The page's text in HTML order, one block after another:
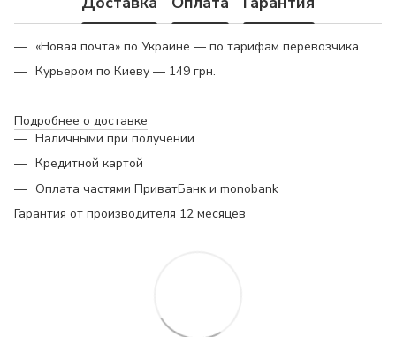
«Новая почта» по Украине — по тарифам перевозчика.
Курьером по Киеву — 149 грн.
Подробнее о доставке
Наличными при получении
Кредитной картой
Оплата частями ПриватБанк и monobank
Гарантия от производителя 12 месяцев